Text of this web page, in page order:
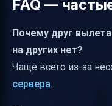
FAQ —
Почему друг
на других нет?
Чаще всего из-за
сервера.